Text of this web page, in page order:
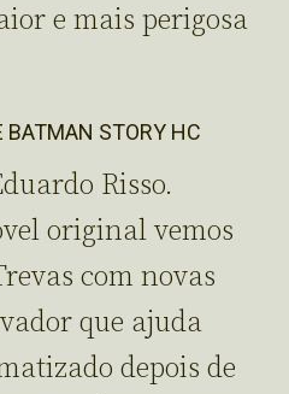
e mais perigosa
BATMAN STORY HC
Risso.
original vemos
com novas
que ajuda
depois de